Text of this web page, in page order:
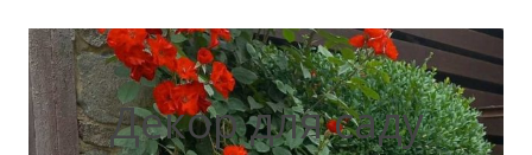
Декор для саду